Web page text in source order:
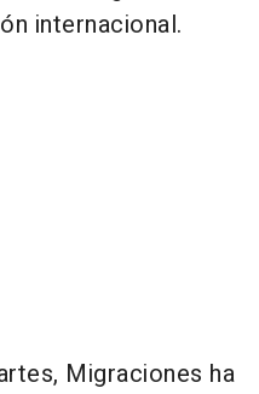
internacional.
Migraciones ha